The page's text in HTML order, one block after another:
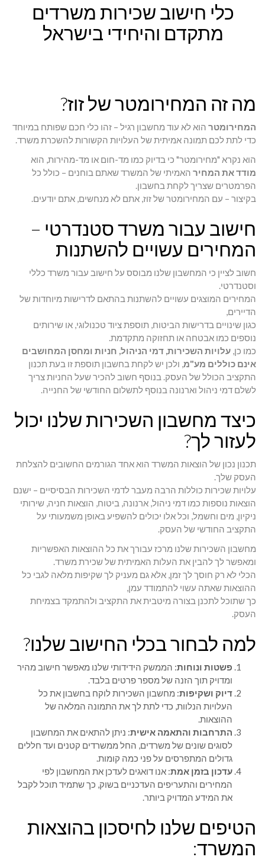
כלי חישוב שכירות משרדים
מתקדם והיחידי בישראל
מה זה המחירומטר של זוז?
המחירומטר הוא לא עוד מחשבון רגיל – זהו כלי חכם שפותח במיוחד
כדי לתת לכם תמונה אמיתית של העלויות הקשורות להשכרת משרד.
הוא נקרא "מחירומטר" כי בדיוק כמו מד-חום או מד-מהירות, הוא
מודד את המחיר האמיתי של המשרד שאתם בוחנים – כולל כל
הפרמטרים שצריך לקחת בחשבון.
בקיצור – עם המחירומטרשל זוז, אתם לא מנחשים, אתם יודעים.
חישוב עבור משרד סטנדרטי –
המחירים עשויים להשתנות
חשוב לציין כי המחשבון שלנו מבוסס על חישוב עבור משרד כללי
וסטנדרטי.
המחירים המוצגים עשויים להשתנות בהתאם לדרישות מיוחדות של
הדיירים,
כגון שינויים בדרישות הביטוח, תוספת ציוד טכנולוגי, או שירותים
נוספים כמו אבטחה או תחזוקה מתקדמת.
כמו כן, עלויות השכירות, דמי הניהול, חניות ומחסן המחושבים
אינם כוללים מע"מ, ולכן יש לקחת בחשבון תוספת זו בעת תכנון
התקציב הכולל של העסק. בנוסף חשוב להכיר שעל החניות צריך
לשלם דמי ניהול וארנונה בנוסף לתשלום החודשי של החנייה.
כיצד מחשבון השכירות שלנו יכול
לעזור לך?
תכנון נכון של הוצאות המשרד הוא אחד הגורמים החשובים להצלחת
העסק שלך.
עלויות שכירות כוללות הרבה מעבר לדמי השכירות הבסיסיים – ישנם
הוצאות נוספות כמו דמי ניהול, ארנונה, ביטוח, הוצאות חניה, שירותי
ניקיון, מים וחשמל, וכל אלו יכולים להשפיע באופן משמעותי על
התקציב החודשי של העסק.
מחשבון השכירות שלנו מרכז עבורך את כל ההוצאות האפשריות
ומאפשר לך להבין את העלות האמיתית של שכירת משרד.
הכלי לא רק חוסך לך זמן, אלא גם מעניק לך שקיפות מלאה לגבי כל
ההוצאות שאתה עשוי להתמודד עמן,
כך שתוכל לתכנן בצורה מיטבית את התקציב ולהתמקד בצמיחת
העסק.
למה לבחור בכלי החישוב שלנו?
פשטות ונוחות: הממשק הידידותי שלנו מאפשר חישוב מהיר
ומדויק תוך הזנה של מספר פרטים בלבד.
דיוק ושקיפות: מחשבון השכירות לוקח בחשבון את כל
העלויות הנלוות, כדי לתת לך את התמונה המלאה של
ההוצאות.
התרחבות והתאמה אישית: ניתן להתאים את המחשבון
לסוגים שונים של משרדים, החל ממשרדים קטנים ועד חללים
גדולים המתפרסים על פני כמה קומות.
עדכון בזמן אמת: אנו דואגים לעדכן את המחשבון לפי
המחירים והתעריפים העדכניים בשוק, כך שתמיד תוכל לקבל
את המידע המדויק ביותר.
הטיפים שלנו לחיסכון בהוצאות
המשרד: